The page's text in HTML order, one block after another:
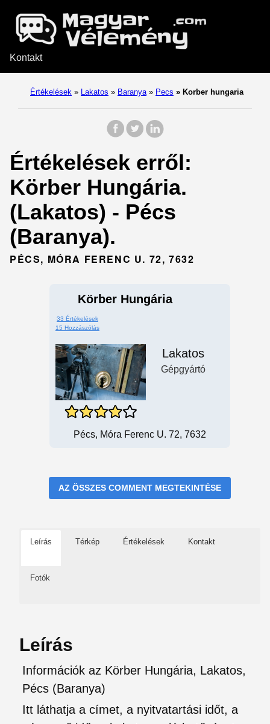
Kontakt
Értékelések » Lakatos » Baranya » Pecs » Korber hungaria
Értékelések erről:
Körber Hungária.
(Lakatos) - Pécs
(Baranya).
PÉCS, MÓRA FERENC U. 72, 7632
Körber Hungária
33 Értékelések
15 Hozzászólás
Lakatos
Gépgyártó
Pécs, Móra Ferenc U. 72, 7632
AZ ÖSSZES COMMENT MEGTEKINTÉSE
Leírás Térkép Értékelések Kontakt
Fotók
Leírás
Információk az Körber Hungária, Lakatos,
Pécs (Baranya)
Itt láthatja a címet, a nyitvatartási időt, a